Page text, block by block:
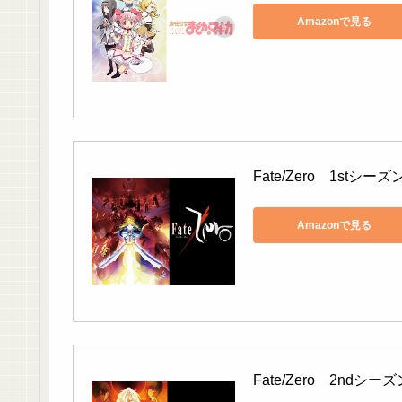
Amazonで見る
Fate/Zero　1stシーズ
Amazonで見る
Fate/Zero　2ndシーズ